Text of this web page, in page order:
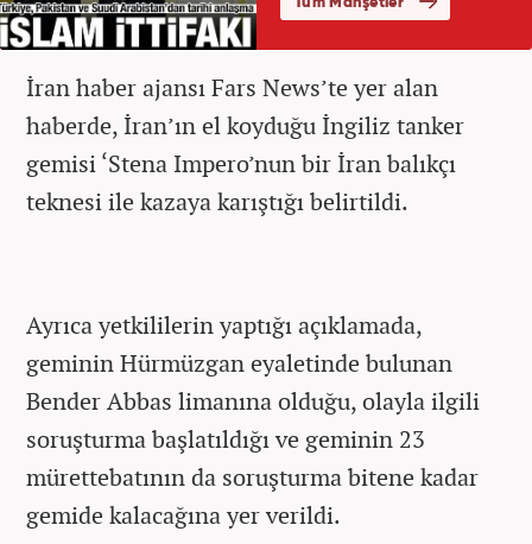
İran haber ajansı Fars News’te yer alan
haberde, İran’ın el koyduğu İngiliz tanker
gemisi ‘Stena Impero’nun bir İran balıkçı
teknesi ile kazaya karıştığı belirtildi.
Ayrıca yetkililerin yaptığı açıklamada,
geminin Hürmüzgan eyaletinde bulunan
Bender Abbas limanına olduğu, olayla ilgili
soruşturma başlatıldığı ve geminin 23
mürettebatının da soruşturma bitene kadar
gemide kalacağına yer verildi.